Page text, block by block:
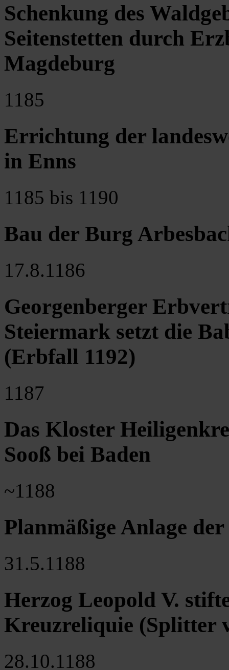
Schenkung des
Seitenstetten durch
Magdeburg
1185
Errichtung der
in Enns
1185 bis 1190
Bau der Burg
17.8.1186
Georgenberger
Steiermark setzt die
(Erbfall 1192)
1187
Das Kloster
Sooß bei Baden
~1188
Planmäßige Anlage
31.5.1188
Herzog Leopold V.
Kreuzreliquie (Splitter
28.10.1188